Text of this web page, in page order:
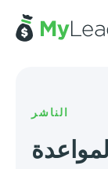
الناشر